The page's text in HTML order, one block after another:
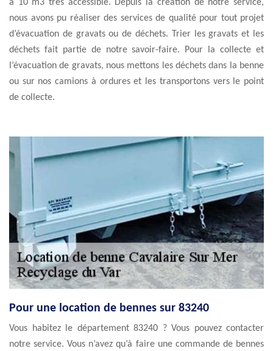
à 10 m3 très accessible. Depuis la création de notre service,
nous avons pu réaliser des services de qualité pour tout projet
d’évacuation de gravats ou de déchets. Trier les gravats et les
déchets fait partie de notre savoir-faire. Pour la collecte et
l’évacuation de gravats, nous mettons les déchets dans la benne
ou sur nos camions à ordures et les transportons vers le point
de collecte.
Pour une location de bennes sur 83240
Vous habitez le département 83240 ? Vous pouvez contacter
notre service. Vous n’avez qu’à faire une commande de bennes